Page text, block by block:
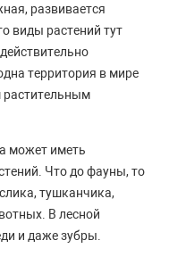
развивается
виды растений тут
территория в мире
растительным
может иметь
Что до фауны, то
тушканчика,
В лесной
и даже зубры.